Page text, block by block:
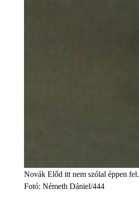
Novák Előd itt nem szólal éppen fel.
Fotó: Németh Dániel/444